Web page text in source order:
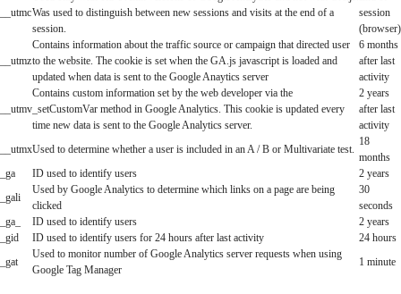
__utmcWas used to distinguish between new sessions and visits at the end of a
session.
session
(browser)
__utmz
Contains information about the traffic source or campaign that directed user
to the website. The cookie is set when the GA.js javascript is loaded and
updated when data is sent to the Google Anaytics server
6 months
after last
activity
__utmv
Contains custom information set by the web developer via the
_setCustomVar method in Google Analytics. This cookie is updated every
time new data is sent to the Google Analytics server.
2 years
after last
activity
__utmxUsed to determine whether a user is included in an A / B or Multivariate test.
18
months
_ga
ID used to identify users
2 years
_gali
Used by Google Analytics to determine which links on a page are being
clicked
30
seconds
_ga_
ID used to identify users
2 years
_gid
ID used to identify users for 24 hours after last activity
24 hours
_gat
Used to monitor number of Google Analytics server requests when using
Google Tag Manager
1 minute